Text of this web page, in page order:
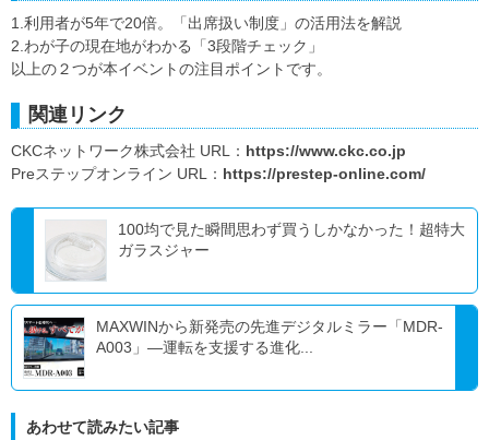
1.利用者が5年で20倍。「出席扱い制度」の活用法を解説
2.わが子の現在地がわかる「3段階チェック」
以上の２つが本イベントの注目ポイントです。
関連リンク
CKCネットワーク株式会社 URL： https://www.ckc.co.jp
Preステップオンライン URL： https://prestep-online.com/
100均で見た瞬間思わず買うしかなかった！超特大
ガラスジャー
MAXWINから新発売の先進デジタルミラー「MDR-
A003」―運転を支援する進化...
あわせて読みたい記事